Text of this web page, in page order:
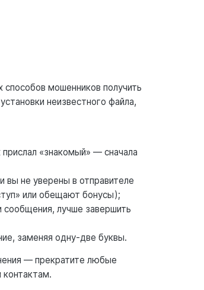
мошенников получить
неизвестного файла,
«знакомый» — сначала
вы не уверены в отправителе
или обещают бонусы);
сообщения, лучше завершить
заменяя одну-две буквы.
— прекратите любые